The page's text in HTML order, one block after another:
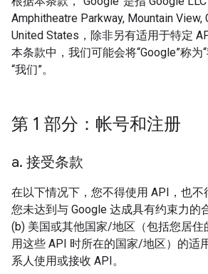
Amphitheatre Parkway, Mountain View,
United States，除非另有适用于特定
本条款中，我们可能会将“Google”称为
“我们”。
第 1 部分：帐号和注册
a. 接受条款
在以下情况下，您不得使用 API，也不
您未达到与 Google 达成具有约束力的
(b) 美国或其他国家/地区（包括您居
用这些 API 时所在的国家/地区）的适
系人使用或接收 API。